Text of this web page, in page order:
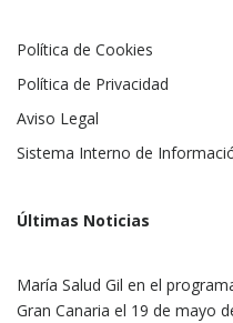
Política de Cookies
Política de Privacidad
Aviso Legal
Sistema Interno de
Últimas Noticias
María Salud Gil en el
Gran Canaria el 19 de mayo